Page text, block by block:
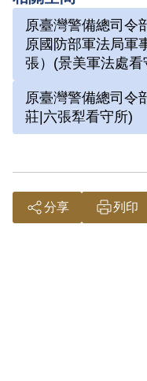
炸案」、「李
屏東營業所管
司令部保安總
法處看守所，
刑。服刑期間
自學繪畫及書
六號牢房，在
個面構築出一
原臺灣警備總司令
原國防部軍法局軍
張）(景美軍法處看
原臺灣警備總司令
莊|六張犁看守所)
分享 列印